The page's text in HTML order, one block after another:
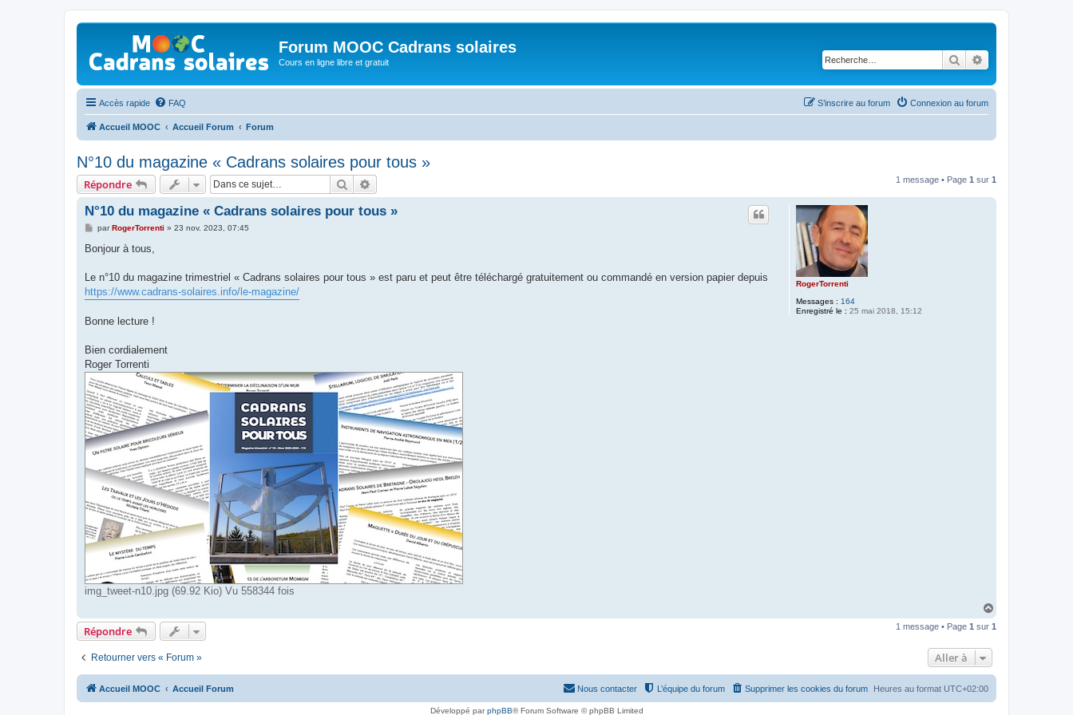
Forum MOOC Cadrans solaires
Cours en ligne libre et gratuit Rechercher
Accès rapide FAQ Connexion au forum
S’inscrire au forum
Accueil MOOC Accueil Forum Forum
N°10 du magazine « Cadrans solaires pour tous »
Répondre Rechercher 1 message • Page 1 sur 1
RogerTorrenti
Messages : 164
Enregistré le : 25 mai 2018, 15:12
N°10 du magazine « Cadrans solaires pour tous »
M
s
g
parRogerTorrenti » 23 nov. 2023, 07:45
Bonjour à tous,
Le n°10 du magazine trimestriel « Cadrans solaires pour tous » est paru et peut être téléchargé gratuitement ou commandé en version papier depuis
https://www.cadrans-solaires.info/le-magazine/
Bonne lecture !
Bien cordialement
Roger Torrenti
img_tweet-n10.jpg (69.92 Kio) Vu 558344 fois
u
Répondre 1 message • Page 1 sur 1
Retourner vers « Forum » Aller à
Accueil MOOC Accueil Forum Heures au format UTC+02:00
Supprimer les cookies du forum
L’équipe du forum
Nous contacter
Développé parphpBB® Forum Software © phpBB Limited